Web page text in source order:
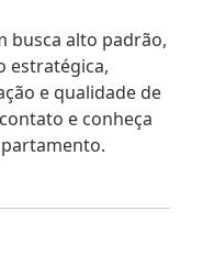
busca alto padrão,
estratégica,
e qualidade de
e conheça